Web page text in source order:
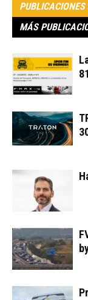
MÁS